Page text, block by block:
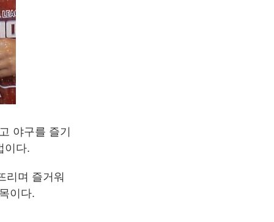
야구를 즐기
이다.
리며 즐거워
이다.